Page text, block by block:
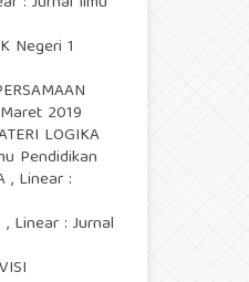
Negeri 1
2019
LOGIKA
Pendidikan
, Linear :
, Linear : Jurnal